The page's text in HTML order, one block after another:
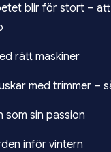
blir för stort – att
rätt maskiner
med trimmer –
sin passion
inför vintern